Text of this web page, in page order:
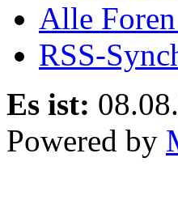
Alle
RSS-
Es ist:
Powered by